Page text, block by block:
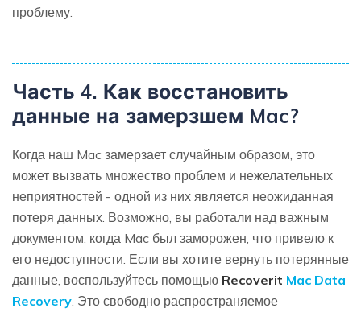
проблему.
Часть 4. Как восстановить
данные на замерзшем Mac?
Когда наш Mac замерзает случайным образом, это
может вызвать множество проблем и нежелательных
неприятностей - одной из них является неожиданная
потеря данных. Возможно, вы работали над важным
документом, когда Mac был заморожен, что привело к
его недоступности. Если вы хотите вернуть потерянные
данные, воспользуйтесь помощью Recoverit Mac Data
Recovery . Это свободно распространяемое